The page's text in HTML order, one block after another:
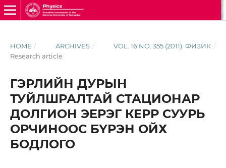
HOME / ARCHIVES / VOL. 16 NO. 355 (2011): ФИЗИК /
Research article
ГЭРЛИЙН ДУРЫН
ТУЙЛШРАЛТАЙ СТАЦИОНАР
ДОЛГИОН ЭЕРЭГ КЕРР СУУРЬ
ОРЧИНООС БҮРЭН ОЙХ
БОДЛОГО